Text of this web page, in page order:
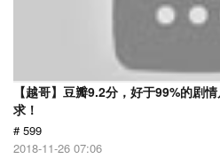
【越哥】豆瓣9.2分，好于99%的剧
求！
# 599
2018-11-26 07:06